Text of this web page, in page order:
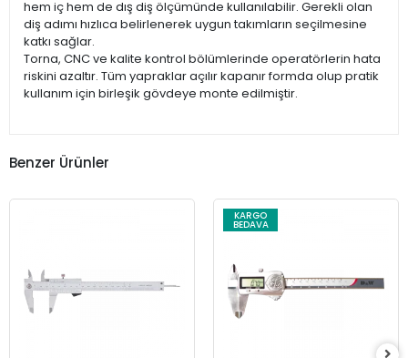
hem iç hem de dış diş ölçümünde kullanılabilir. Gerekli olan
diş adımı hızlıca belirlenerek uygun takımların seçilmesine
katkı sağlar.
Torna, CNC ve kalite kontrol bölümlerinde operatörlerin hata
riskini azaltır. Tüm yapraklar açılır kapanır formda olup pratik
kullanım için birleşik gövdeye monte edilmiştir.
Benzer Ürünler
KARGO
BEDAVA